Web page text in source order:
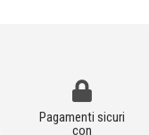
Pagamenti sicuri
con